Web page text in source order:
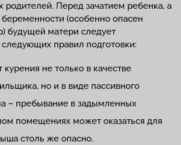
родителей. Перед зачатием ребенка, а
(особенно опасен
будущей матери следует
правил подготовки:
курения не только в качестве
но и в виде пассивного
– пребывание в задымленных
помещениях может оказаться для
столь же опасно.